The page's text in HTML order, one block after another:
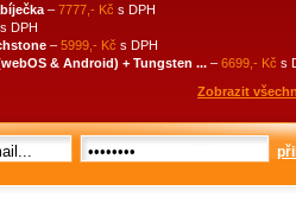
– 7777,- Kč s DPH
s DPH
– 5999,- Kč s DPH
& Android) + Tungsten ... – 6699,- Kč s
Zobrazit